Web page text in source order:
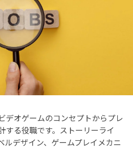
デオゲームのコンセプトからプレ
する役職です。ストーリーライ
ルデザイン、ゲームプレイメカニ